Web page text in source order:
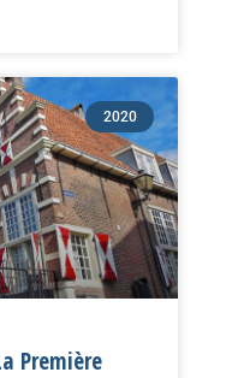
2020
Première